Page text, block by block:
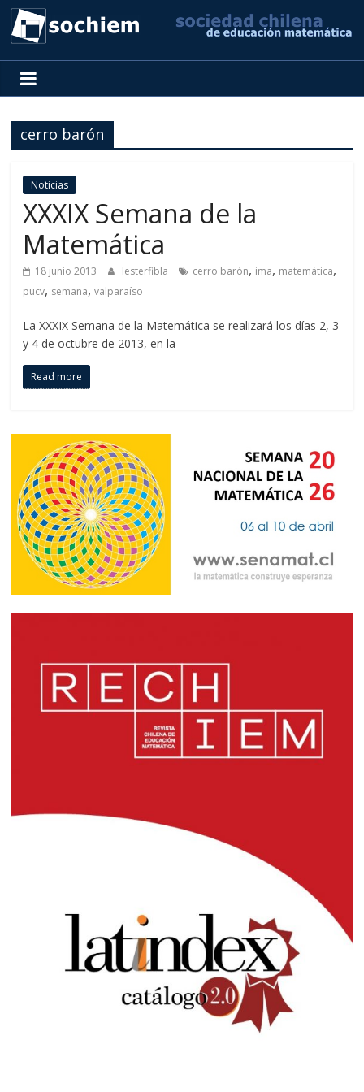
SOCHIEM
Sociedad
Chilena
de
Matemática
cerro barón
Noticias
XXXIX Semana de la
Matemática
18 junio 2013 lesterfibla cerro barón, ima, matemática,
pucv, semana,valparaíso
La XXXIX Semana de la Matemática se realizará los días 2, 3
y 4 de octubre de 2013, en la
Read more